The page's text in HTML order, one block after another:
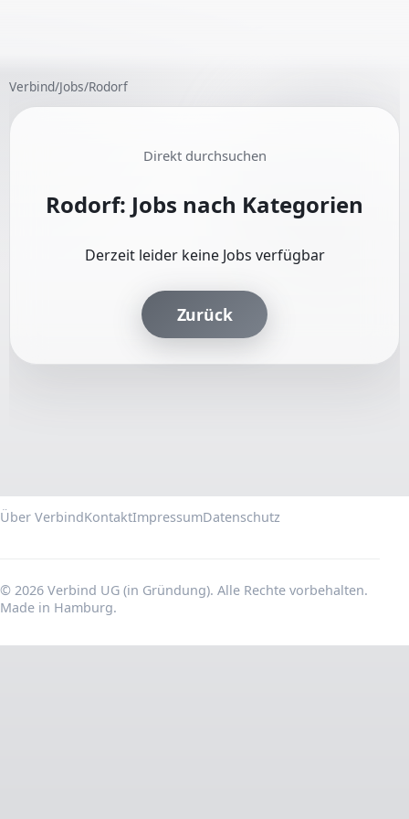
Verbind/Jobs/Rodorf
Direkt durchsuchen
Rodorf: Jobs nach Kategorien
Derzeit leider keine Jobs verfügbar
Zurück
Über VerbindKontaktImpressumDatenschutz
© 2026 Verbind UG (in Gründung). Alle Rechte vorbehalten.
Made in Hamburg.